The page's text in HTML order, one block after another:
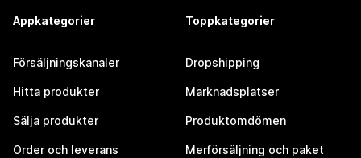
Appkategorier
Försäljningskanaler
Hitta produkter
Sälja produkter
Order och leverans
Toppkategorier
Dropshipping
Marknadsplatser
Produktomdömen
Merförsäljning och paket